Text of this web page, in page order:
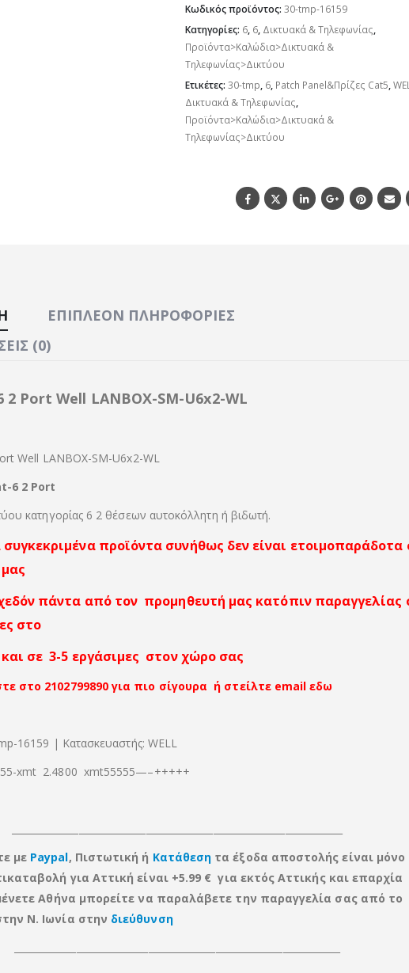
Κωδικός προϊόντος: 30-tmp-16159
Κατηγορίες: 6, 6, Δικτυακά & Τηλεφωνίας,
Προϊόντα>Καλώδια>Δικτυακά &
Τηλεφωνίας>Δικτύου
Ετικέτες: 30-tmp, 6, Patch Panel&Πρίζες Cat5,
Δικτυακά & Τηλεφωνίας,
Προϊόντα>Καλώδια>Δικτυακά &
Τηλεφωνίας>Δικτύου
ΕΠΙΠΛΈΟΝ ΠΛΗΡΟΦΟΡΊΕΣ
(0)
2 Port Well LANBOX-SM-U6x2-WL
Well LANBOX-SM-U6x2-WL
6 2 Port
κατηγορίας 6 2 θέσεων αυτοκόλλητη ή βιδωτή.
προϊόντα συνήθως δεν είναι ετοιμοπαράδοτα
πάντα από τον προμηθευτή μας κατόπιν παραγγελίας
στο
σε 3-5 εργάσιμες στον χώρο σας
στο 2102799890 για πιο σίγουρα ή στείλτε email εδω
16159 | Κατασκευαστής: WELL
xmt 2.4800 xmt55555—–+++++
με Paypal, Πιστωτική ή Κατάθεση τα έξοδα αποστολής είναι μόνο
για Αττική είναι +5.99 € για εκτός Αττικής και επαρχία
Αθήνα μπορείτε να παραλάβετε την παραγγελία σας από το
Ν. Ιωνία στην διεύθυνση